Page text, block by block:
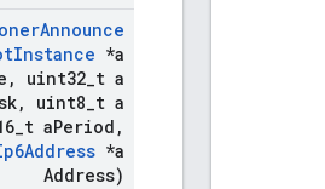
Announce
Instance *a
, uint32 t a
, uint8 t a
t aPeriod ,
*a
Address)